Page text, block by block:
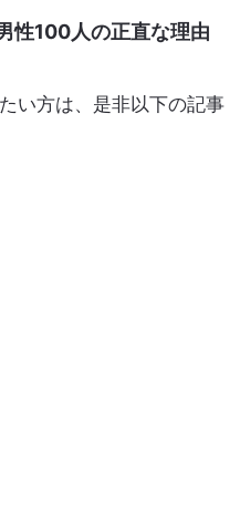
性100人の正直な理由
い方は、是非以下の記事